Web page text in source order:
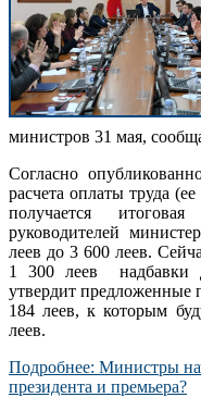
министров 31 мая,
Согласно
расчета оплаты труда
получается
руководителей
леев до 3 600 леев.
1 300 леев надбавки
утвердит предложенные
184 леев, к которым
леев.
Подробнее: Министры
президента и премьера?